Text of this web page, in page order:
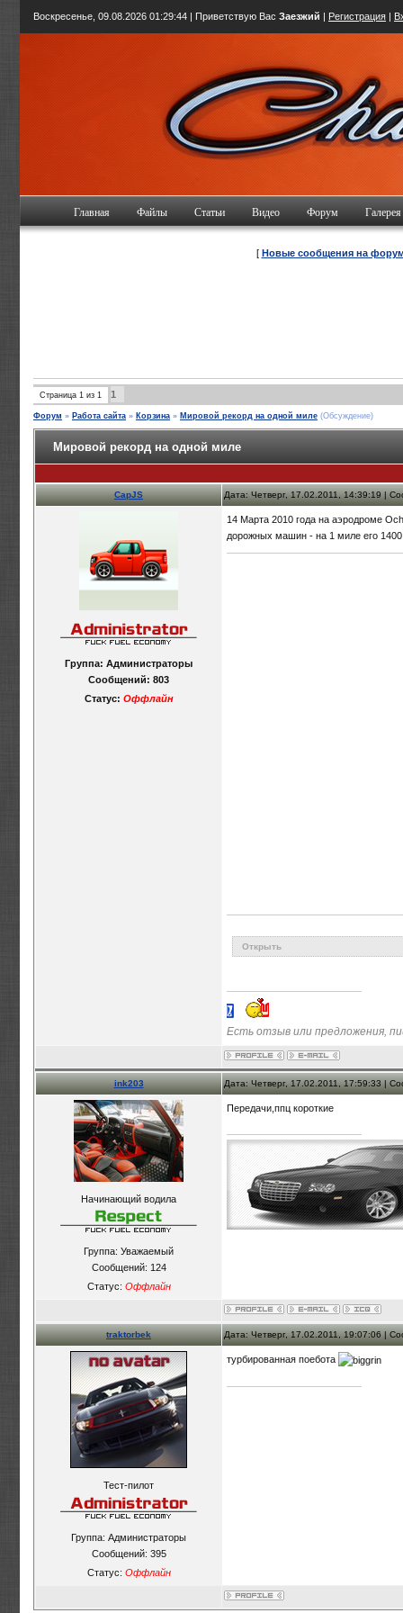
Воскресенье, 09.08.2026 01:29:45 | Приветствую Вас Заезжий | Регистрация |
Главная Файлы Статьи Видео Форум Галерея
[ Новые сообщения на
Страница 1 из 1 1
Форум » Работа сайта » Корзина » Мировой рекорд на одной миле (Обсуждение)
Мировой рекорд на одной миле
CapJS Дата: Четверг, 17.02.2011, 14:39:19 |
Группа: Администраторы
Сообщений: 803
Статус: Оффлайн
14 Марта 2010 года на аэродроме
дорожных машин - на 1 миле его
Открыть
Есть отзыв или предложения,
ink203 Дата: Четверг, 17.02.2011, 17:59:33 |
Начинающий водила
Группа: Уважаемый
Сообщений: 124
Статус: Оффлайн
Передачи,ппц короткие
traktorbek Дата: Четверг, 17.02.2011, 19:07:06 |
Тест-пилот
Группа: Администраторы
Сообщений: 395
Статус: Оффлайн
турбированная поебота